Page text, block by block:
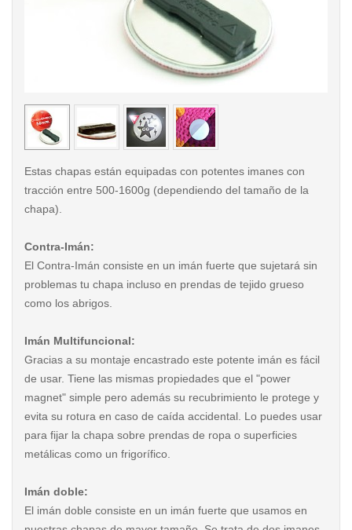
< /picture>
Estas chapas están equipadas con potentes imanes con
tracción entre 500-1600g (dependiendo del tamaño de la
chapa).
Contra-Imán:
El Contra-Imán consiste en un imán fuerte que sujetará sin
problemas tu chapa incluso en prendas de tejido grueso
como los abrigos.
Imán Multifuncional:
Gracias a su montaje encastrado este potente imán es fácil
de usar. Tiene las mismas propiedades que el "power
magnet" simple pero además su recubrimiento le protege y
evita su rotura en caso de caída accidental. Lo puedes usar
para fijar la chapa sobre prendas de ropa o superficies
metálicas como un frigorífico.
Imán doble:
El imán doble consiste en un imán fuerte que usamos en